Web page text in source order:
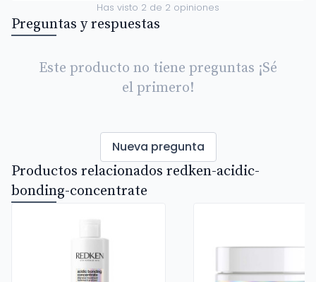
Has visto 2 de 2 opiniones
Preguntas y respuestas
Este producto no tiene preguntas ¡Sé
el primero!
Nueva pregunta
Productos relacionados redken-acidic-
bonding-concentrate